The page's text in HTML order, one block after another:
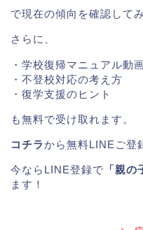
で現在の傾向を確認して
さらに、
・学校復帰マニュアル動
・不登校対応の考え方
・復学支援のヒント
も無料で受け取れます。
コチラから無料LINEご登
今ならLINE登録で 「親の
ます！